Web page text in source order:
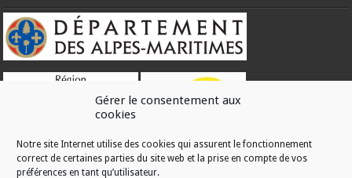
Gérer le consentement aux
cookies
Notre site Internet utilise des cookies qui assurent le fonctionnement
correct de certaines parties du site web et la prise en compte de vos
préférences en tant qu’utilisateur.
RÉALISATION